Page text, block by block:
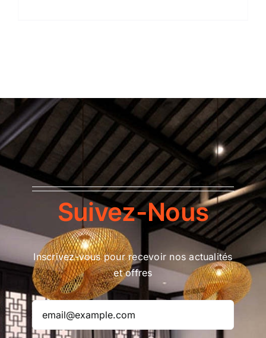
Suivez-Nous
Inscrivez-vous pour recevoir nos actualités
et offres